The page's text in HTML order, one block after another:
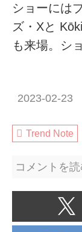
ショーには
ズ・Xと
も来場。シ
2023-02-23
Trend Note
コメントを読